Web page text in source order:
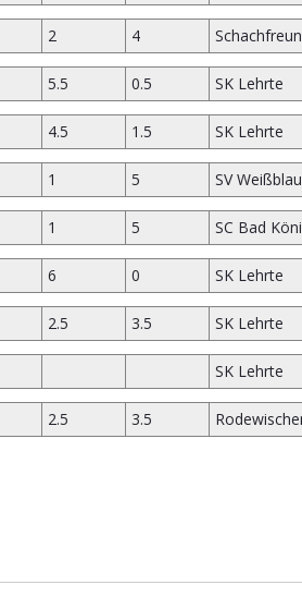
2 4
5.5 0.5 SK Lehrte
4.5 1.5 SK Lehrte
1 5 SV
1 5 SC Bad
6 0 SK Lehrte
2.5 3.5 SK Lehrte
SK Lehrte
2.5 3.5